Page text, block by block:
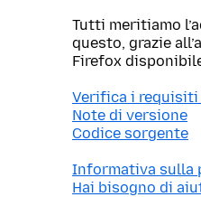
Tutti meritiamo
questo, grazie
Firefox
Verifica i requisiti
Note di versione
Codice sorgente
Informativa sulla
Hai bisogno di